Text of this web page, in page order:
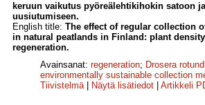
keruun vaikutus pyöreälehtikihokin satoon
uusiutumiseen.
English title: The effect of regular collection
in natural peatlands in Finland: plant
regeneration.
Avainsanat: regeneration; Drosera
environmentally sustainable collection
Tiivistelmä| Näytä lisätiedot Artikkeli